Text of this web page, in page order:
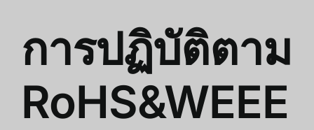
การปฏิบัติตาม
RoHS&WEEE